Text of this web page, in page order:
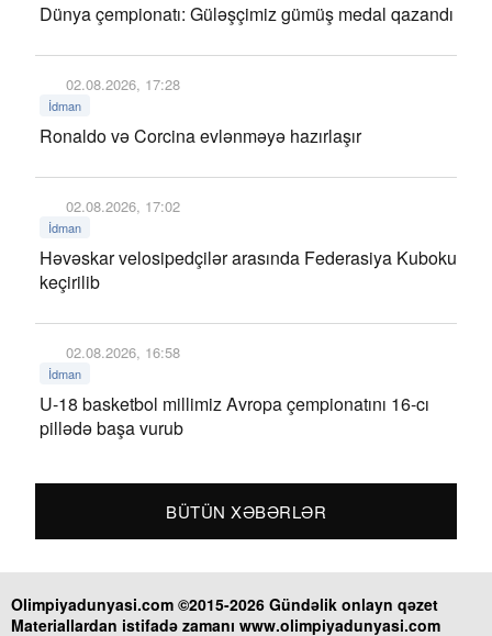
Dünya çempionatı: Güləşçimiz gümüş medal qazandı
02.08.2026, 17:28
İdman
Ronaldo və Corcina evlənməyə hazırlaşır
02.08.2026, 17:02
İdman
Həvəskar velosipedçilər arasında Federasiya Kuboku
keçirilib
02.08.2026, 16:58
İdman
U-18 basketbol millimiz Avropa çempionatını 16-cı
pillədə başa vurub
BÜTÜN XƏBƏRLƏR
Olimpiyadunyasi.com ©2015-2026 Gündəlik onlayn qəzet
Materiallardan istifadə zamanı www.olimpiyadunyasi.com